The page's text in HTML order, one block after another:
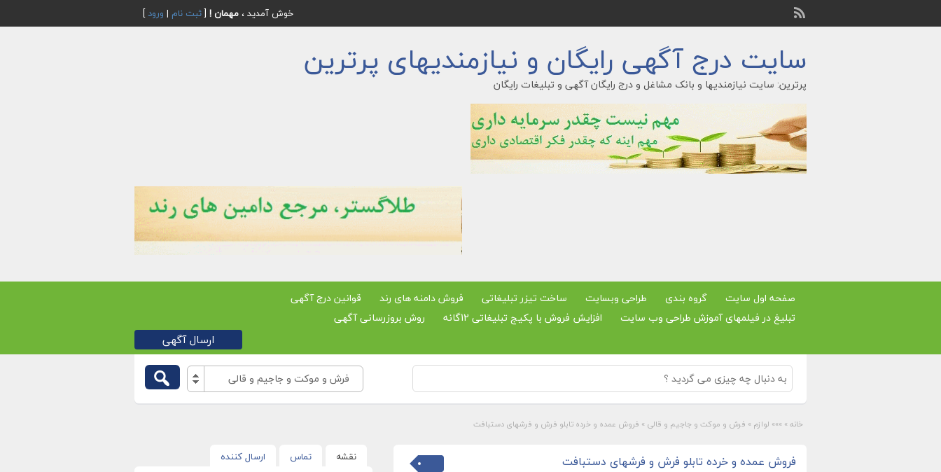
خوش آمدید ، مهمان ! [ثبت نام | ورود]
سایت درج آگهی رایگان و نیازمندیهای پرترین
پرترین: سایت نیازمندیها و بانک مشاغل و درج رایگان آگهی و تبلیغات رایگان
صفحه اول سایت گروه بندی طراحی وبسایت ساخت تیزر تبلیغاتی فروش دامنه های رند
قوانین درج آگهی
تبلیغ در فیلمهای آموزش طراحی وب سایت
افزایش فروش با پکیج تبلیغاتی 12گانه روش بروزرسانی آگهی
ارسال آگهی
فرش و موکت و جاجیم و قالی
خانه » »»» لوازم » فرش و موکت و جاجیم و قالی » فروش عمده و خرده تابلو فرش و فرشهای دستبافت
فروش عمده و خرده تابلو فرش و فرشهای دستبافت نقشه تماس ارسال کننده